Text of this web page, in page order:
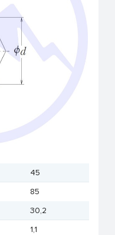
45
85
30,2
1,1